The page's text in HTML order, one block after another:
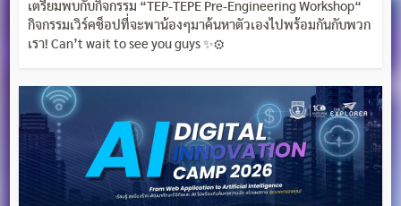
เตรียมพบกับกิจกรรม “TEP-TEPE Pre-Engineering Workshop“
กิจกรรมเวิร์คช็อปที่จะพาน้องๆมาค้นหาตัวเองไปพร้อมกันกับพวก
เรา! Can’t wait to see you guys ✨⚙️